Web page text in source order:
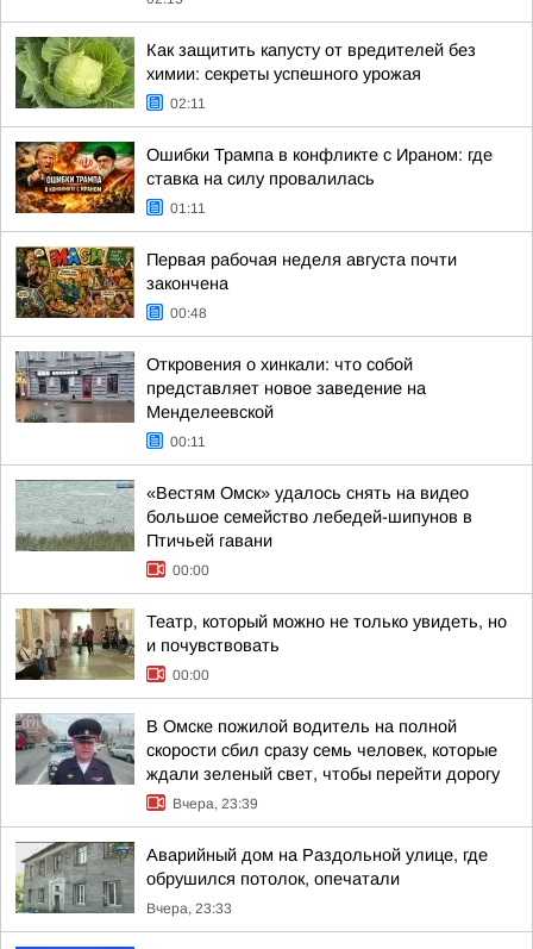
Как защитить капусту от вредителей без
химии: секреты успешного урожая
02:11
Ошибки Трампа в конфликте с Ираном: где
ставка на силу провалилась
01:11
Первая рабочая неделя августа почти
закончена
00:48
Откровения о хинкали: что собой
представляет новое заведение на
Менделеевской
00:11
«Вестям Омск» удалось снять на видео
большое семейство лебедей-шипунов в
Птичьей гавани
00:00
Театр, который можно не только увидеть, но
и почувствовать
00:00
В Омске пожилой водитель на полной
скорости сбил сразу семь человек, которые
ждали зеленый свет, чтобы перейти дорогу
Вчера, 23:39
Аварийный дом на Раздольной улице, где
обрушился потолок, опечатали
Вчера, 23:33